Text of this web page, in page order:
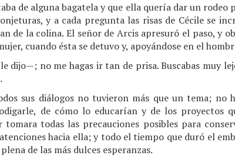
de alguna bagatela y que ella quería dar un
y a cada pregunta las risas de Cécile se
de la colina. El señor de Arcis apresuró el paso, y
cuando ésta se detuvo y, apoyándose en el
dijo—; no me hagas ir tan de prisa. Buscabas muy
sus diálogos no tuvieron más que un tema; no
de cómo lo educarían y de los proyectos
tomara todas las precauciones posibles para
hacia ella; y todo el tiempo que duró el
de las más dulces esperanzas.